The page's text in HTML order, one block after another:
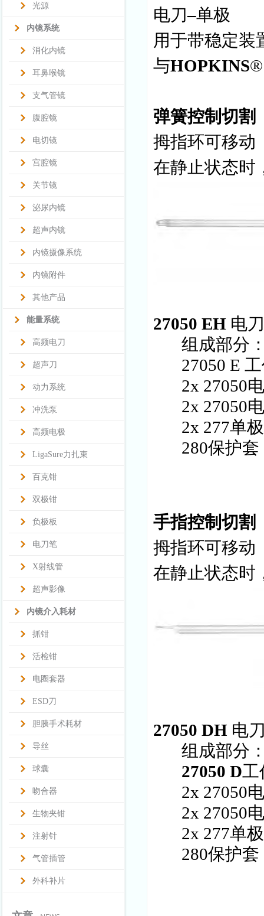
光源
内镜系统
消化内镜
耳鼻喉镜
支气管镜
腹腔镜
电切镜
宫腔镜
关节镜
泌尿内镜
超声内镜
内镜摄像系统
内镜附件
其他产品
能量系统
高频电刀
超声刀
动力系统
冲洗泵
高频电极
LigaSure力扎束
百克钳
双极钳
负极板
电刀笔
X射线管
超声影像
内镜介入耗材
抓钳
活检钳
电圈套器
ESD刀
胆胰手术耗材
导丝
球囊
吻合器
生物夹钳
注射针
气管插管
外科补片
电刀–单极
用于带稳定装
与HOPKINS
弹簧控制切割
拇指环可移动
在静止状态时
27050 EH 电刀
组成部分
27050 E
2x 27050
2x 27050
2x 277单
280保护套
手指控制切割
拇指环可移动
在静止状态时
27050 DH 电
组成部分
27050 D工
2x 27050
2x 27050
2x 277单
280保护套